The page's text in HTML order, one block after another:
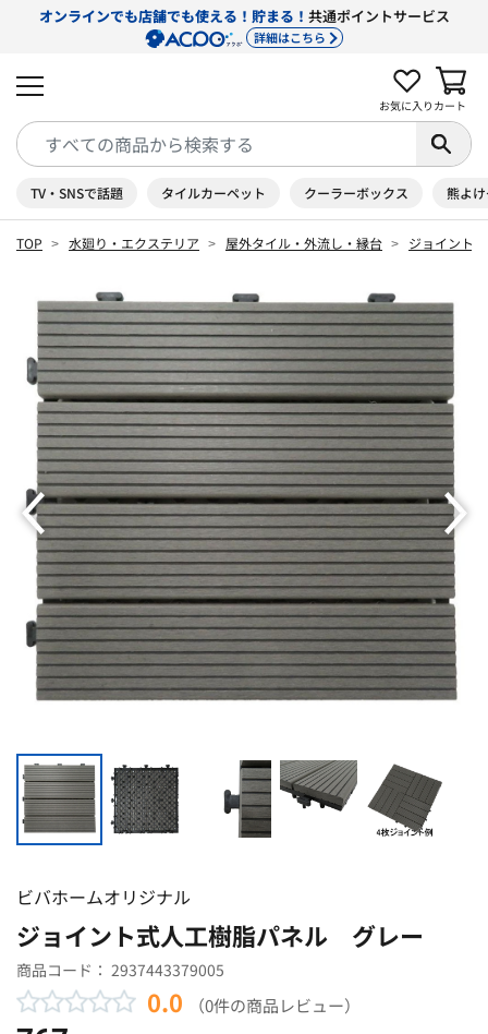
オンラインでも店舗でも使える！貯まる！ 共通ポイントサービス
詳細はこちら
お気に入り カート
TV・SNSで話題 タイルカーペット クーラーボックス 熊よ
TOP 水廻り・エクステリア 屋外タイル・外流し・縁台 ジョイント
ビバホームオリジナル
ジョイント式人工樹脂パネル グレー
商品コード： 2937443379005
0.0 （0件の商品レビュー）